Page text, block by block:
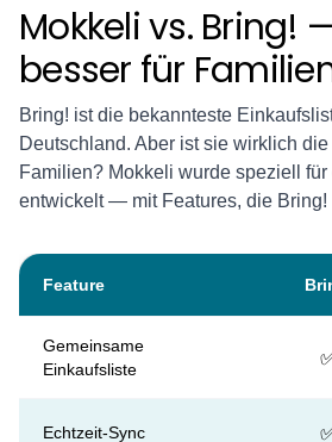
Mokkeli vs. Bring!
besser für
Bring! ist die bekannteste
Deutschland. Aber ist sie wirklich
Familien? Mokkeli wurde speziell
entwickelt — mit Features, die Bring!
Feature
Gemeinsame
Einkaufsliste
Echtzeit-Sync